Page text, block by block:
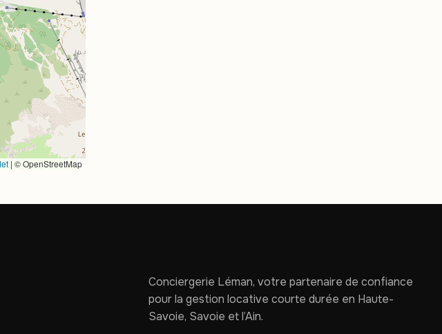
| © OpenStreetMap
Conciergerie Léman, votre partenaire de confiance
pour la gestion locative courte durée en Haute-
Savoie, Savoie et l’Ain.